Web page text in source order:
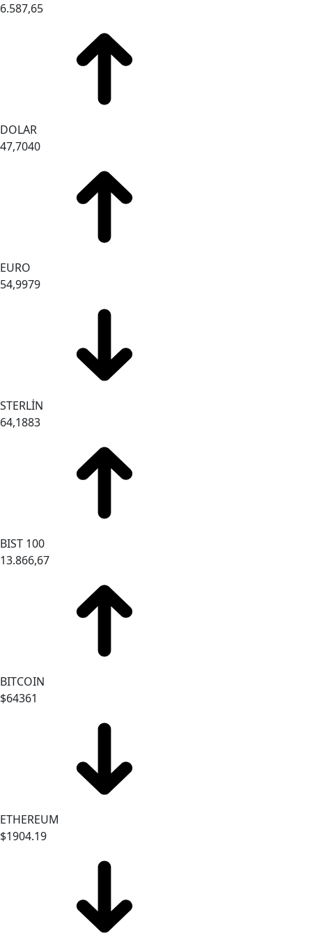
6.587,65
DOLAR
47,7040
EURO
54,9979
STERLİN
64,1883
BIST 100
13.866,67
BITCOIN
$64361
ETHEREUM
$1904.19